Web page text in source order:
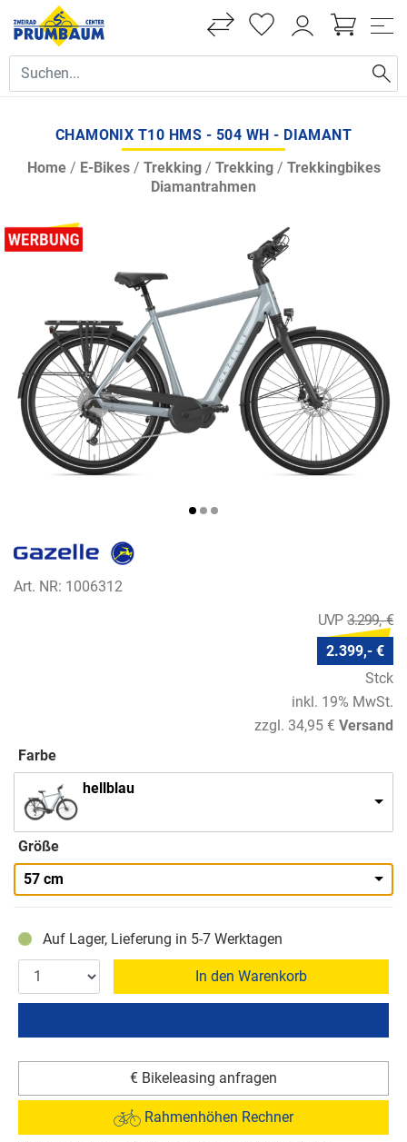
CHAMONIX T10 HMS - 504 WH - DIAMANT
Home/ E-Bikes/ Trekking/ Trekking/ Trekkingbikes
Diamantrahmen
Art. NR: 1006312
3.299,- €
2.399,- €
Stck
inkl. 19% MwSt.
zzgl. 34,95 € Versand
Farbe
hellblau
Größe
57 cm
Auf Lager, Lieferung in 5-7 Werktagen
In den Warenkorb
€ Bikeleasing anfragen
Rahmenhöhen Rechner